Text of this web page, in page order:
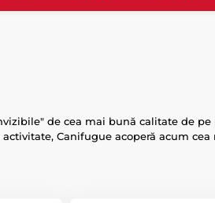
de cea mai bună calitate de
Canifugue acoperă acum